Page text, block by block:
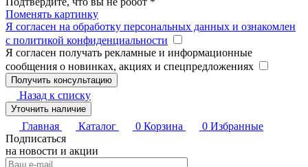
Поменять картинку
Я согласен на обработку персональных данных и ознакомлен
с политикой конфиденциальности
Я согласен получать рекламные и информационные
сообщения о новинках, акциях и спецпредложениях
Назад к списку
Уточнить наличие
Главная Каталог 0 Корзина 0 Избранные
Подписаться
на новости и акции